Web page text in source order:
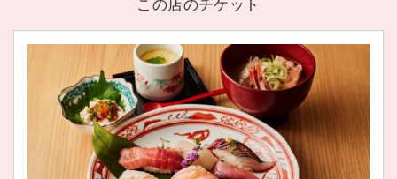
この店のチケット